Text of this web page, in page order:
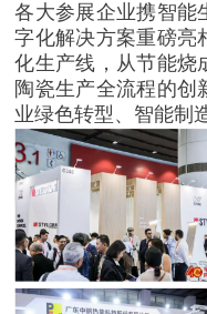
刘胜红罗曼集团
袁东峰金狮王科
罗志勇 广东金牌
刘景义山东银凤
陶举鹏佛山市芒
LUCA BAZZANI
FABIO TAROZZI
事长
程 涛 DPI 快达
JOSE VICENTE
团CEO
LUCA
各大参展企业携智能
字化解决方案重磅亮
化生产线，从节能烧
陶瓷生产全流程的创
业绿色转型、智能制